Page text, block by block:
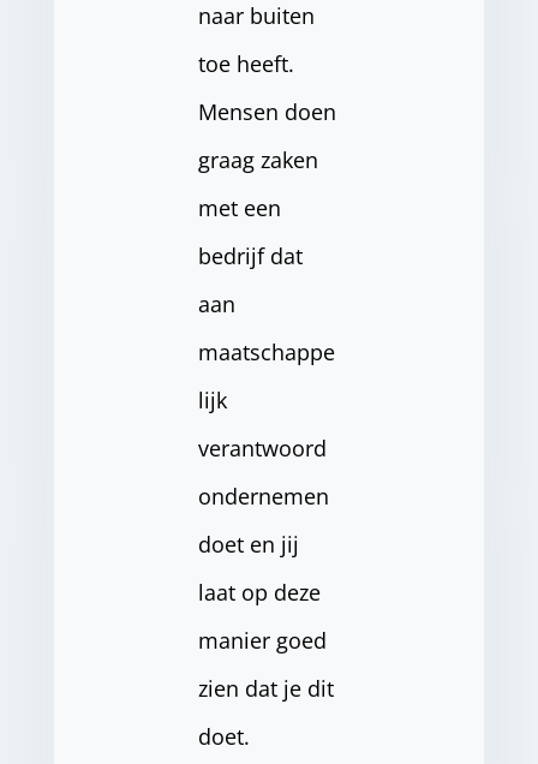
naar buiten
toe heeft.
Mensen doen
graag zaken
met een
bedrijf dat
aan
maatschappe
lijk
verantwoord
ondernemen
doet en jij
laat op deze
manier goed
zien dat je dit
doet.